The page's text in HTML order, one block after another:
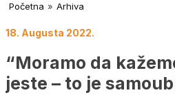
Početna » Arhiva
18. Augusta 2022.
“Moramo da
jeste – to je